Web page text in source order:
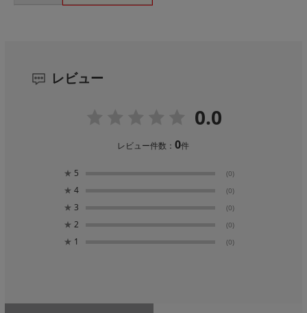
レビュー
0.0
レビュー件数：0件
★ 5 (0)
★ 4 (0)
★ 3 (0)
★ 2 (0)
★ 1 (0)